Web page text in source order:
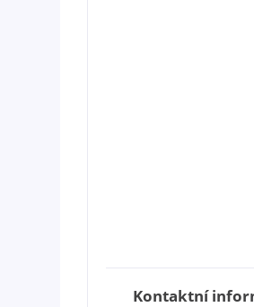
Kontaktní